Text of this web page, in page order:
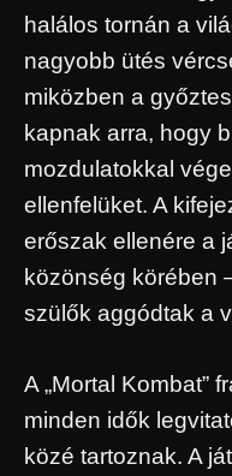
halálos tornán a
nagyobb ütés
miközben a
kapnak arra, hogy
mozdulatokkal
ellenfelüket. A
erőszak ellenére a
közönség körében
szülők aggódtak a
A „Mortal Kombat”
minden idők
közé tartoznak. A